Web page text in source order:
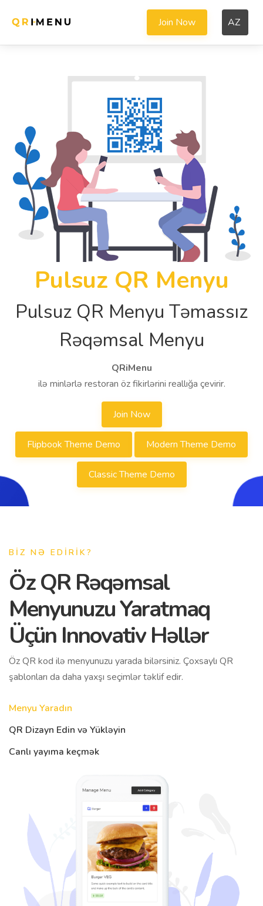
Join Now AZ
Pulsuz QR Menyu
Pulsuz QR Menyu Təmassız
Rəqəmsal Menyu
QRiMenu
ilə minlərlə restoran öz fikirlərini reallığa çevirir.
Join Now
Flipbook Theme Demo Modern Theme Demo
Classic Theme Demo
BIZ NƏ EDIRIK?
Öz QR Rəqəmsal
Menyunuzu Yaratmaq
Üçün Innovativ Həllər
Öz QR kod ilə menyunuzu yarada bilərsiniz. Çoxsaylı QR
şablonları da daha yaxşı seçimlər təklif edir.
Menyu Yaradın
QR Dizayn Edin və Yükləyin
Canlı yayıma keçmək